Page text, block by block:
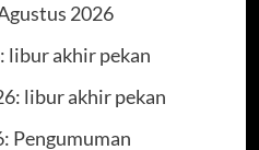
2026
libur akhir pekan
libur akhir pekan
Pengumuman